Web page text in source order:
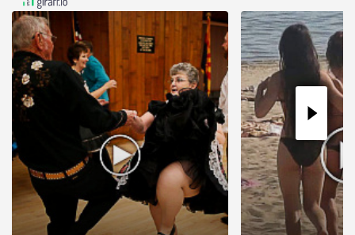
ц
и
я
п
о
з
а
п
и